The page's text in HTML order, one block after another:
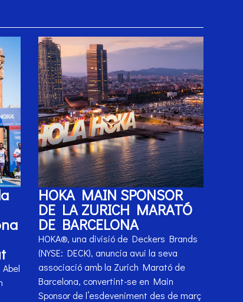
HOKA MAIN SPONSOR
DE LA ZURICH MARATÓ
DE BARCELONA
HOKA®, una divisió de Deckers Brands
(NYSE: DECK), anuncia avui la seva
associació amb la Zurich Marató de
Barcelona, convertint-se en Main
Sponsor de l’esdeveniment des de març